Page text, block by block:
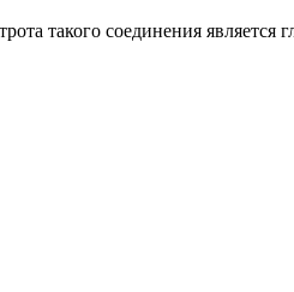
такого соединения